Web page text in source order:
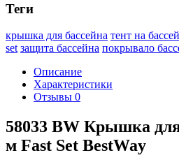
Теги
крышка для бассейна тент на
set защита бассейна покрывало
Описание
Характеристики
Отзывы 0
58033 BW Крышка для
м Fast Set BestWay